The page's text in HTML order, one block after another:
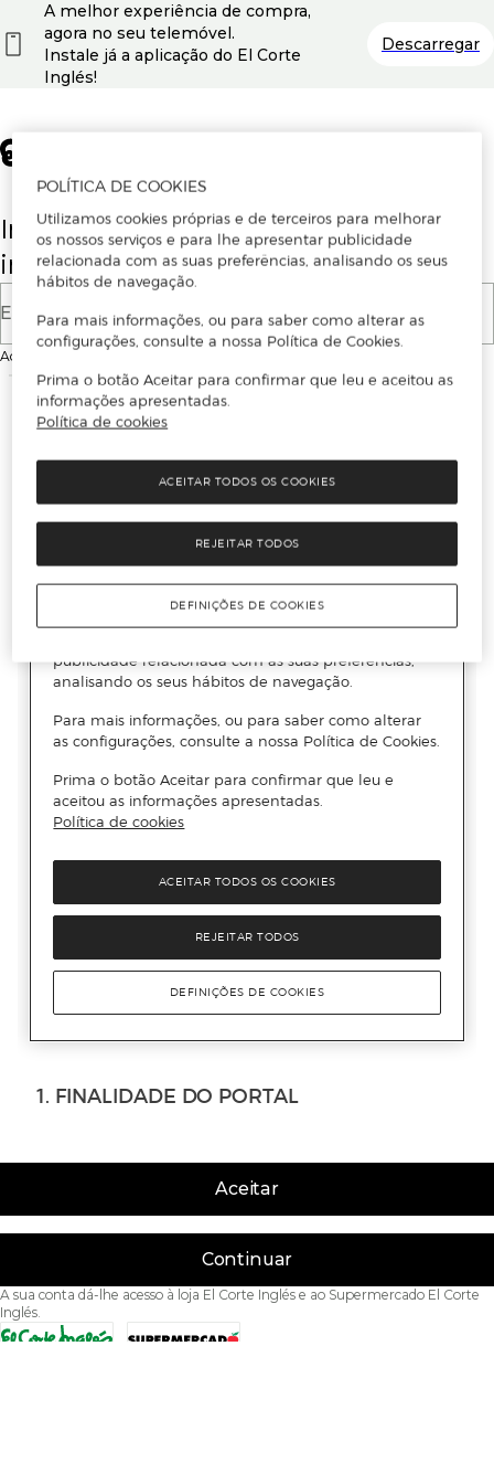
Insira o seu email para se registar ou
iniciar sessão.
E-mail
Ao continuar, aceitas as
Aceitar
Continuar
A sua conta dá-lhe acesso à loja El Corte Inglés e ao Supermercado El Corte
Inglés.
A melhor experiência de compra,
agora no seu telemóvel.
Instale já a aplicação do El Corte
Inglés!
Descarregar
POLÍTICA DE COOKIES
Utilizamos cookies próprias e de terceiros para melhorar
os nossos serviços e para lhe apresentar publicidade
relacionada com as suas preferências, analisando os seus
hábitos de navegação.
Para mais informações, ou para saber como alterar as
configurações, consulte a nossa Política de Cookies.
Prima o botão Aceitar para confirmar que leu e aceitou as
informações apresentadas.
Política de cookies
REJEITAR TODOS
ACEITAR TODOS OS COOKIES
DEFINIÇÕES DE COOKIES